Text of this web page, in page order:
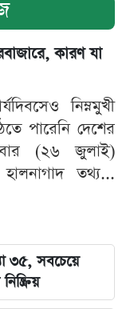
কারণ যা
নিম্নমুখী
পারেনি দেশের
(২৬ জুলাই)
তথ্য...
৩৫, সবচেয়ে